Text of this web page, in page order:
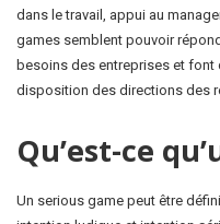
dans le travail, appui au
games semblent pouvoir
besoins des entreprises et font
disposition des directions des
Qu’est-ce
Un serious game peut être